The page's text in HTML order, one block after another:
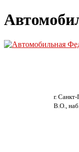
г. Санкт-
В.О.,